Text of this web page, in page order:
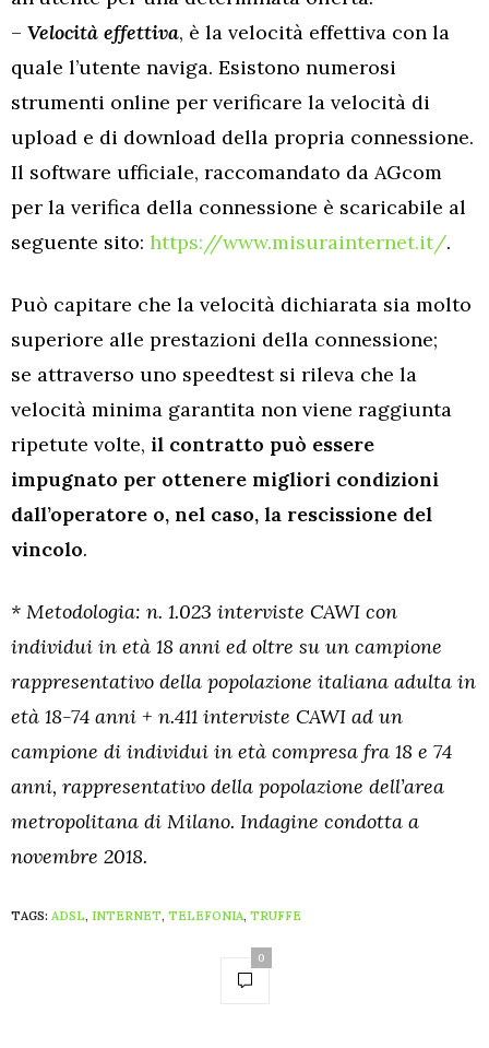
– Velocità effettiva, è la velocità effettiva con la
quale l’utente naviga. Esistono numerosi
strumenti online per verificare la velocità di
upload e di download della propria connessione.
Il software ufficiale, raccomandato da AGcom
per la verifica della connessione è scaricabile al
seguente sito: https://www.misurainternet.it/.
Può capitare che la velocità dichiarata sia molto
superiore alle prestazioni della connessione;
se attraverso uno speedtest si rileva che la
velocità minima garantita non viene raggiunta
ripetute volte, il contratto può essere
impugnato per ottenere migliori condizioni
dall’operatore o, nel caso, la rescissione del
vincolo.
* Metodologia: n. 1.023 interviste CAWI con
individui in età 18 anni ed oltre su un campione
rappresentativo della popolazione italiana adulta in
età 18-74 anni + n.411 interviste CAWI ad un
campione di individui in età compresa fra 18 e 74
anni, rappresentativo della popolazione dell’area
metropolitana di Milano. Indagine condotta a
novembre 2018.
TAGS: ADSL, INTERNET, TELEFONIA, TRUFFE
0